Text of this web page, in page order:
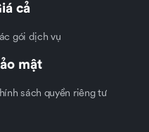
cả
gói dịch vụ
mật
sách quyền riêng tư